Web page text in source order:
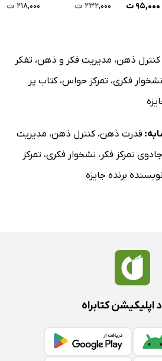
۹۵,۰۰۰ ت
۲۳۲,۰۰۰ ت
۲۱۸,۰۰۰ ت
کنترل ذهن، مدیریت فکر و ذهن، تفکر
نشخوار فکری، تمرکز حواس،کتاب پر
قدرت ذهن،کنترل ذهن، مدیریت
جادوی تمرکز فکر ، نشخوار فکری، تمرکز
نویسنده برنده جایزه
اپلیکیشن کتابراه